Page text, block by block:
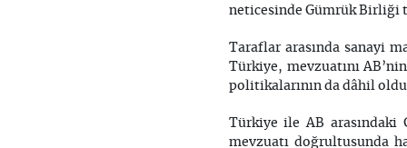
neticesinde Gümrük Birliği
Taraflar arasında sanayi
Türkiye, mevzuatını
politikalarının da dâhil
Türkiye ile AB arasındaki
mevzuatı doğrultusunda